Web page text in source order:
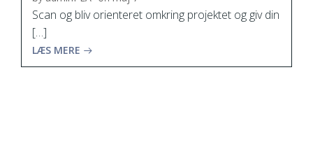
Scan og bliv orienteret omkring projektet og giv din
[…]
LÆS MERE